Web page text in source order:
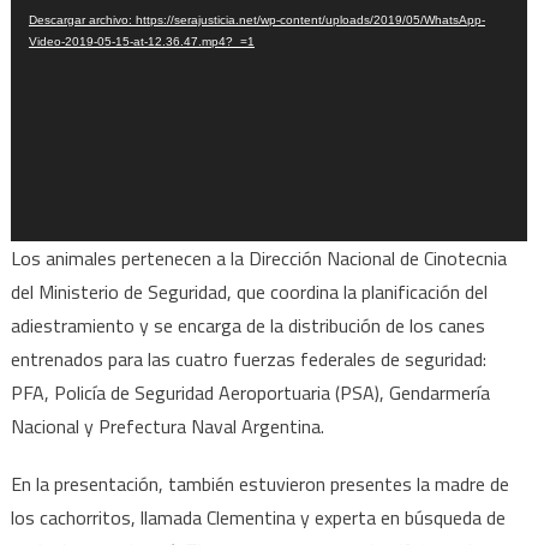
vídeo
Descargar archivo: https://serajusticia.net/wp-content/uploads/2019/05/WhatsApp-
Video-2019-05-15-at-12.36.47.mp4?_=1
Los animales pertenecen a la Dirección Nacional de Cinotecnia
del Ministerio de Seguridad, que coordina la planificación del
adiestramiento y se encarga de la distribución de los canes
entrenados para las cuatro fuerzas federales de seguridad:
PFA, Policía de Seguridad Aeroportuaria (PSA), Gendarmería
Nacional y Prefectura Naval Argentina.
En la presentación, también estuvieron presentes la madre de
los cachorritos, llamada Clementina y experta en búsqueda de